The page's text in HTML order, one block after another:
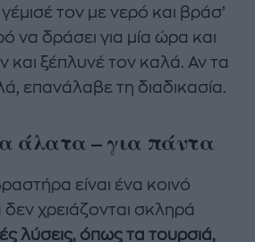
τον με νερό και βράσ’
να δράσει για μία ώρα και
και ξέπλυνέ τον καλά. Αν τα
επανάλαβε τη διαδικασία.
άλατα – για πάντα
είναι ένα κοινό
χρειάζονται σκληρά
λύσεις, όπως τα τουρσιά,